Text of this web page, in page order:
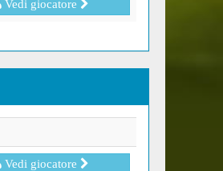
Vedi giocatore
Vedi giocatore